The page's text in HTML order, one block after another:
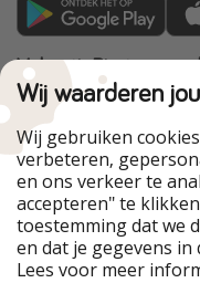
VakantiePiraten
HolidayPirates
Onze markten
PiratinViaggio
WakacyjniPiraci
Ferienpiraten
Urlaubspiraten
TravelPirates
Wij waarderen
Wij gebruiken
verbeteren,
en ons verkeer te
accepteren" te
toestemming dat we
en dat je gegevens
Lees voor meer